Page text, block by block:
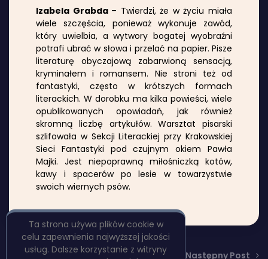
Izabela Grabda – Twierdzi, że w życiu miała
wiele szczęścia, ponieważ wykonuje zawód,
który uwielbia, a wytwory bogatej wyobraźni
potrafi ubrać w słowa i przelać na papier. Pisze
literaturę obyczajową zabarwioną sensacją,
kryminałem i romansem. Nie stroni też od
fantastyki, często w krótszych formach
literackich. W dorobku ma kilka powieści, wiele
opublikowanych opowiadań, jak również
skromną liczbę artykułów. Warsztat pisarski
szlifowała w Sekcji Literackiej przy Krakowskiej
Sieci Fantastyki pod czujnym okiem Pawła
Majki. Jest niepoprawną miłośniczką kotów,
kawy i spacerów po lesie w towarzystwie
swoich wiernych psów.
Poprzedni Post Następny Post
Ta strona używa plików cookie w
celu zapewnienia najwyższej jakości
usług. Dalsze korzystanie z witryny